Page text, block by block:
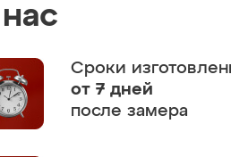
Сроки
от 7 дней
после замера